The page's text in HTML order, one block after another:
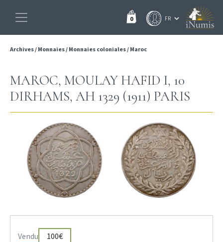
0
Archives/ Monnaies/ Monnaies coloniales/ Maroc
MAROC, MOULAY HAFID I, 10
DIRHAMS, AH 1329 (1911) PARIS
Vendu 100€